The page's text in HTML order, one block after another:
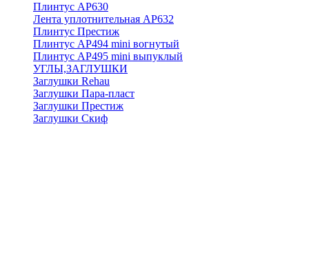
Плинтус АР630
Лента уплотнительная АР632
Плинтус Престиж
Плинтус АР494 mini вогнутый
Плинтус АР495 mini выпуклый
УГЛЫ,ЗАГЛУШКИ
Заглушки Rehau
Заглушки Пара-пласт
Заглушки Престиж
Заглушки Скиф